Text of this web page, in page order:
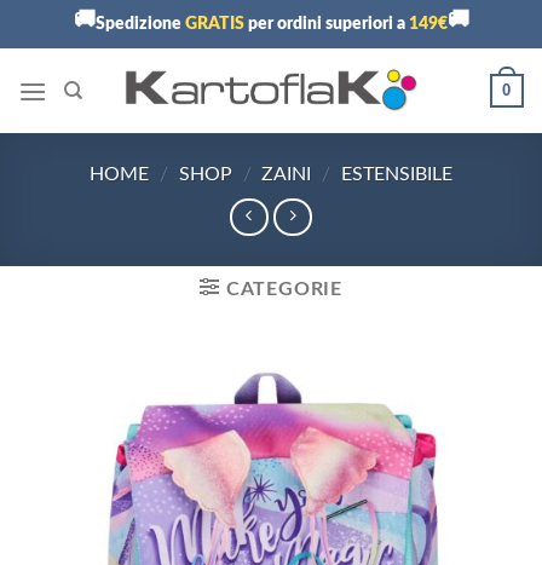
🚚Spedizione GRATISper ordini superiori a 149€🚚
0
HOME / SHOP / ZAINI / ESTENSIBILE
CATEGORIE